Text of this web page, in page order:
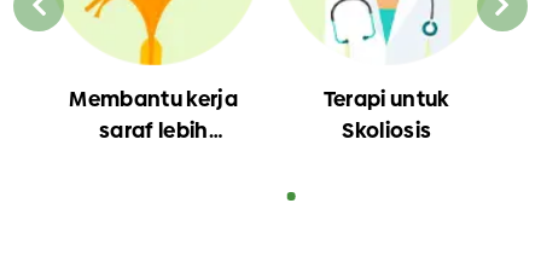
Membantu kerja
saraf lebih
Terapi untuk
Skoliosis